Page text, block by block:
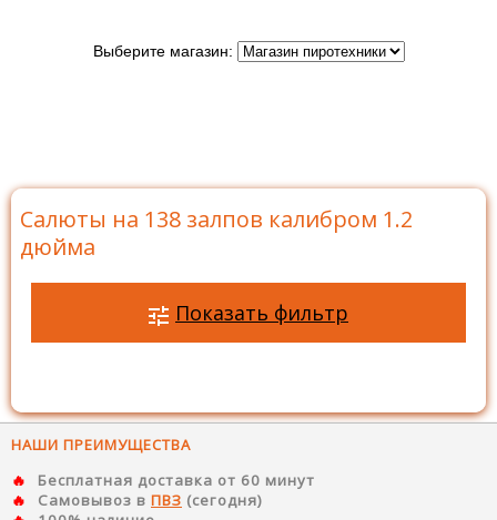
Выберите магазин:
Салюты на 138 залпов калибром 1.2
дюйма
Показать фильтр
НАШИ ПРЕИМУЩЕСТВА
Бесплатная доставка от 60 минут
Самовывоз в ПВЗ (сегодня)